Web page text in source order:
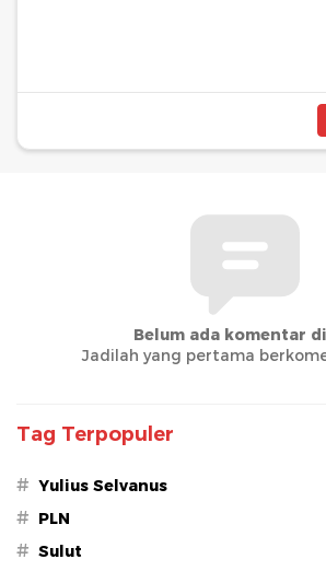
Belum ada komentar
Jadilah yang pertama
Tag Terpopuler
# Yulius Selvanus
# PLN
# Sulut